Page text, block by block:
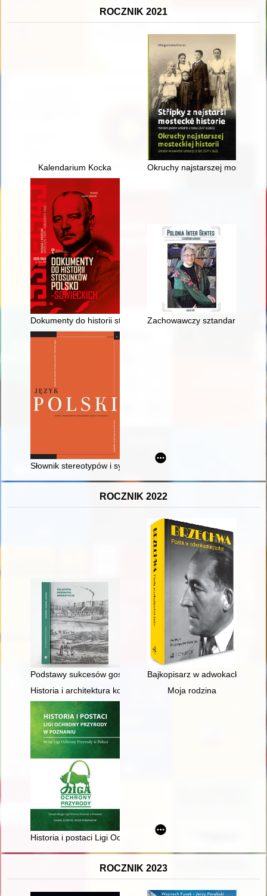
ROCZNIK 2021
Kalendarium Kocka Okruchy najstarszej
Dokumenty do historii stosunków polsko-sowieckich 1918-
Zachowawczy sztandar na
Słownik stereotypów i symboli ludowych. T. 2, Rośliny. 1 -
ROCZNIK 2022
Podstawy sukcesów gospodarczych Franciszka Ksawerego
Bajkopisarz w adwokackiej
Historia i architektura kościoła pw. Matki Bożej Nieustającej
Moja rodzina
Historia i postaci Ligi Ochrony Przyrody w Poznaniu : 90 lat
ROCZNIK 2023